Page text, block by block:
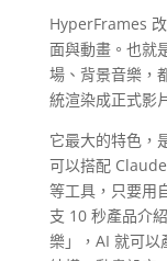
HyperFrames
面與動畫。也就
場、背景音樂，
統渲染成正式影
它最大的特色，
可以搭配
等工具，只要用
支 10 秒產品介
樂」，AI 就可